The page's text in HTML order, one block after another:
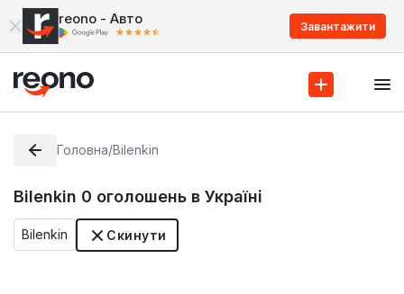
reono - Авто Завантажити
Головна/Bilenkin
Bilenkin 0 оголошень в Україні
Bilenkin Скинути